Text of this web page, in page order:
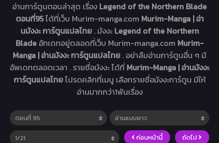
อ่านการ์ตูนตอนล่าสุด เรื่อง Legend of the Northern Blade
ตอนที่95ได้ที่เว็บ Murim-manga.com Murim-Manga | อ่า
นมังงะ การ์ตูนแปลไทย . มังงะ Legend of the Northern
Blade อัทเดทอยู่ตลอดที่เว็บ Murim-manga.com Murim-
Manga | อ่านมังงะ การ์ตูนแปลไทย . อย่าลืมอ่านการ์ตูนอื่น ๆ มี
อัพเดทตลอดเวลา . รายชื่อมังงะ ได้ที่ Murim-Manga | อ่านมังงะ
การ์ตูนแปลไทยโปรดคลิกที่เมนู เลือกรายชื่อมังงะการ์ตูน มีให้
อ่านมากกว่า1พันเรื่อง
ก่อนหน้านี้ ถัดไป